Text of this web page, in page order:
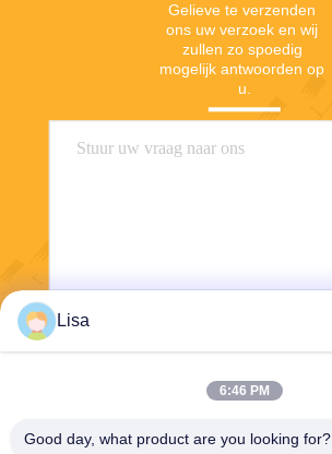
Gelieve te verzenden
ons uw verzoek en wij
zullen zo spoedig
mogelijk antwoorden op
u.
Lisa
6:46 PM
Good day, what product are you looking for?